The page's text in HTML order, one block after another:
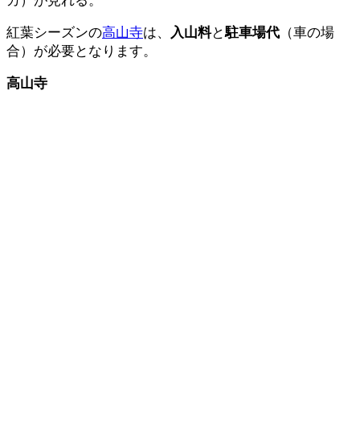
紅葉シーズンの高山寺は、 入山料と駐車場代 （車の場
合）が必要となります。
高山寺